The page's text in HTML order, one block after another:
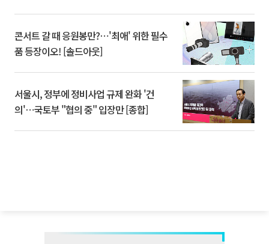
콘서트 갈 때 응원봉만?⋯'최애' 위한 필수
품 등장이오! [솔드아웃]
서울시, 정부에 정비사업 규제 완화 '건
의'⋯국토부 "협의 중" 입장만 [종합]